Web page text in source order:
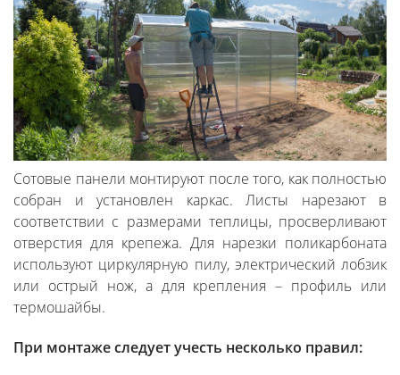
Сотовые панели монтируют после того, как полностью
собран и установлен каркас. Листы нарезают в
соответствии с размерами теплицы, просверливают
отверстия для крепежа. Для нарезки поликарбоната
используют циркулярную пилу, электрический лобзик
или острый нож, а для крепления – профиль или
термошайбы.
При монтаже следует учесть несколько правил: